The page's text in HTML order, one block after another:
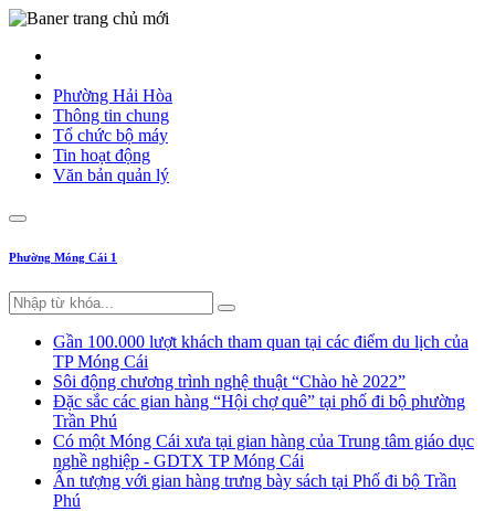
Phường Hải Hòa
Thông tin chung
Tổ chức bộ máy
Tin hoạt động
Văn bản quản lý
Phường Móng Cái 1
Gần 100.000 lượt khách tham quan tại các điểm du lịch của
TP Móng Cái
Sôi động chương trình nghệ thuật “Chào hè 2022”
Đặc sắc các gian hàng “Hội chợ quê” tại phố đi bộ phường
Trần Phú
Có một Móng Cái xưa tại gian hàng của Trung tâm giáo dục
nghề nghiệp - GDTX TP Móng Cái
Ấn tượng với gian hàng trưng bày sách tại Phố đi bộ Trần
Phú